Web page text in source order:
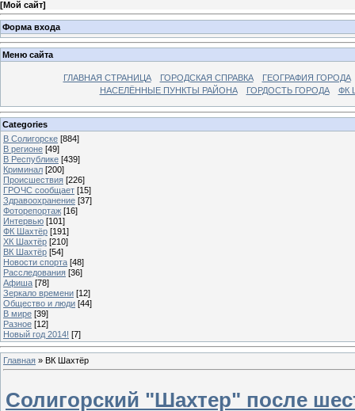
[Мой сайт]
Форма входа
Меню сайта
ГЛАВНАЯ СТРАНИЦА ГОРОДСКАЯ СПРАВКА
ГЕОГРАФИЯ ГОРОДА
НАСЕЛЁННЫЕ ПУНКТЫ РАЙОНА
ГОРДОСТЬ ГОРОДА ФК
Categories
В Солигорске [884]
В регионе [49]
В Республике [439]
Криминал [200]
Происшествия [226]
ГРОЧС сообщает [15]
Здравоохранение [37]
Фоторепортаж [16]
Интервью [101]
ФК Шахтёр [191]
ХК Шахтёр [210]
ВК Шахтёр [54]
Новости спорта [48]
Расследования [36]
Афиша [78]
Зеркало времени [12]
Общество и люди [44]
В мире [39]
Разное [12]
Новый год 2014! [7]
Главная » ВК Шахтёр
Солигорский "Шахтер" после